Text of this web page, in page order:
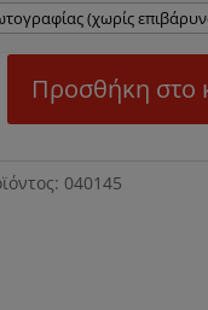
Προσθήκη στο
040145